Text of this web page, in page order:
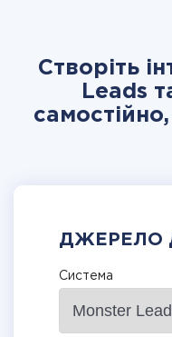
Створіть
Leads
ДЖЕРЕЛО
Система